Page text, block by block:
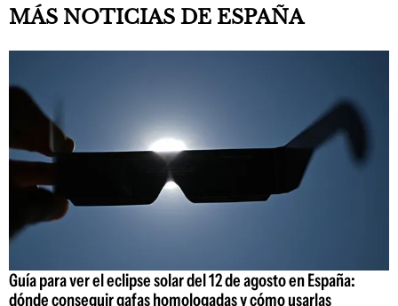
MÁS NOTICIAS DE ESPAÑA
Guía para ver el eclipse solar del 12 de agosto en España:
dónde conseguir gafas homologadas y cómo usarlas